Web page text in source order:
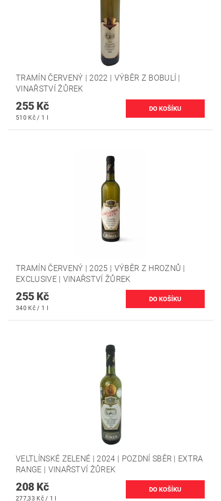
TRAMÍN ČERVENÝ | 2022 | VÝBĚR Z BOBULÍ |
VINAŘSTVÍ ŽŮREK
255 Kč
510 Kč / 1 l
TRAMÍN ČERVENÝ | 2025 | VÝBĚR Z HROZNŮ |
EXCLUSIVE | VINAŘSTVÍ ŽŮREK
255 Kč
340 Kč / 1 l
VELTLÍNSKÉ ZELENÉ | 2024 | POZDNÍ SBĚR | EXTRA
RANGE | VINAŘSTVÍ ŽŮREK
208 Kč
277,33 Kč / 1 l